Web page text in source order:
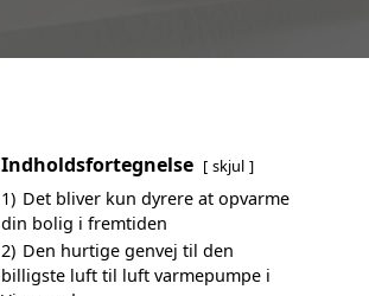
Indholdsfortegnelse skjul
1) Det bliver kun dyrere at opvarme
din bolig i fremtiden
2) Den hurtige genvej til den
billigste luft til luft varmepumpe i